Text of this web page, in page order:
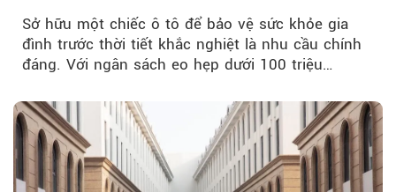
Sở hữu một chiếc ô tô để bảo vệ sức khỏe gia
đình trước thời tiết khắc nghiệt là nhu cầu chính
đáng. Với ngân sách eo hẹp dưới 100 triệu